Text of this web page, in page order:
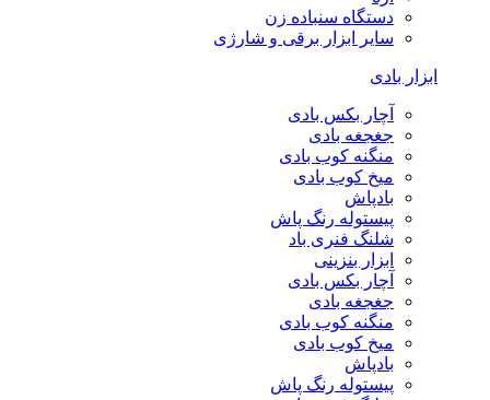
دستگاه سنباده زن
سایر ابزار برقی و شارژی
ابزار بادی
آچار بکس بادی
جغجغه بادی
منگنه کوب بادی
میخ کوب بادی
بادپاش
پیستوله رنگ پاش
شلنگ فنری باد
ابزار بنزینی
آچار بکس بادی
جغجغه بادی
منگنه کوب بادی
میخ کوب بادی
بادپاش
پیستوله رنگ پاش